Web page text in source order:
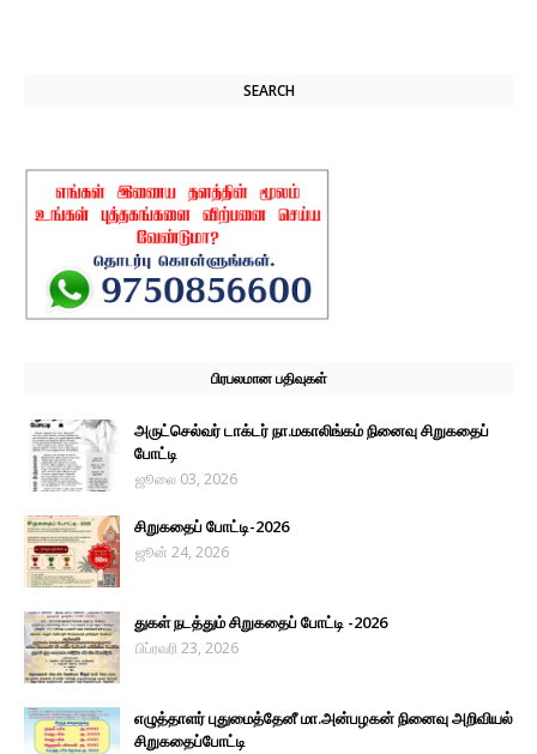
SEARCH
பிரபலமான பதிவுகள்
அருட்செல்வர் டாக்டர் நா.மகாலிங்கம் நினைவு சிறுகதைப்
போட்டி
ஜூலை 03, 2026
சிறுகதைப் போட்டி-2026
ஜூன் 24, 2026
துகள் நடத்தும் சிறுகதைப் போட்டி -2026
பிப்ரவரி 23, 2026
எழுத்தாளர் புதுமைத்தேனீ மா.அன்பழகன் நினைவு அறிவியல்
சிறுகதைப்போட்டி